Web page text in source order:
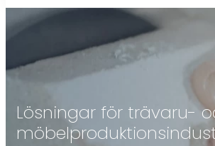
Lösningar för trävaru-